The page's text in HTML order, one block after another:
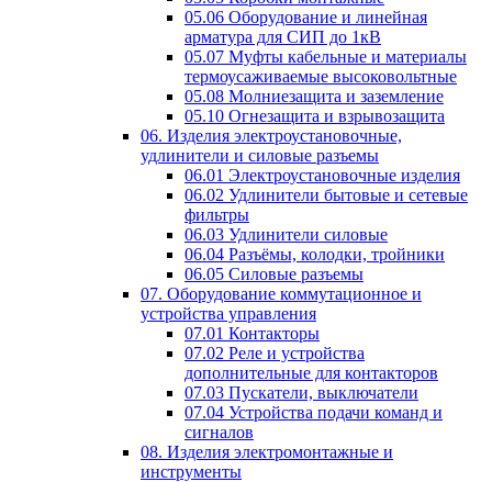
05.06 Оборудование и линейная
арматура для СИП до 1кВ
05.07 Муфты кабельные и материалы
термоусаживаемые высоковольтные
05.08 Молниезащита и заземление
05.10 Огнезащита и взрывозащита
06. Изделия электроустановочные,
удлинители и силовые разъемы
06.01 Электроустановочные изделия
06.02 Удлинители бытовые и сетевые
фильтры
06.03 Удлинители силовые
06.04 Разъёмы, колодки, тройники
06.05 Силовые разъемы
07. Оборудование коммутационное и
устройства управления
07.01 Контакторы
07.02 Реле и устройства
дополнительные для контакторов
07.03 Пускатели, выключатели
07.04 Устройства подачи команд и
сигналов
08. Изделия электромонтажные и
инструменты